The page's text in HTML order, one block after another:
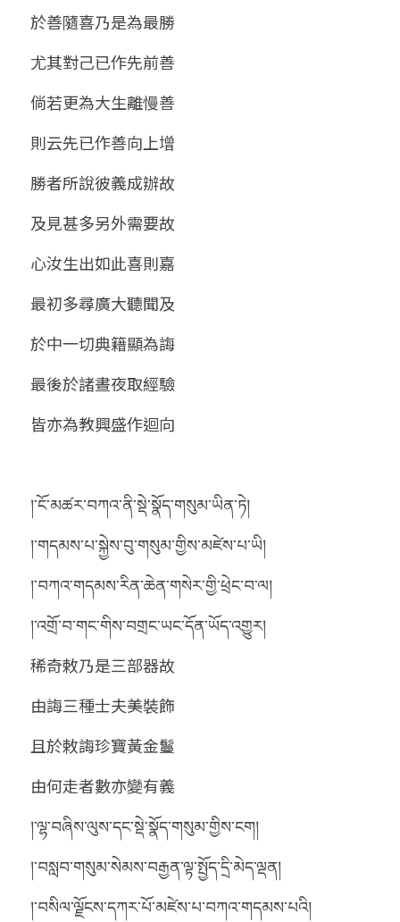
於善隨喜乃是為最勝
尤其對己已作先前善
倘若更為大生離慢善
則云先已作善向上增
勝者所說彼義成辦故
及見甚多另外需要故
心汝生出如此喜則嘉
最初多尋廣大聽聞及
於中一切典籍顯為誨
最後於諸晝夜取經驗
皆亦為教興盛作迴向
།་ངོ་མཚར་བཀའ་ནི་སྡེ་སྣོད་གསུམ་ཡིན་ཏེ།
།་གདམས་པ་སྐྱེས་བུ་གསུམ་གྱིས་མཛེས་པ་ཡི།
།་བཀའ་གདམས་རིན་ཆེན་གསེར་གྱི་ཕྲེང་བ་ལ།
།་འགྲོ་བ་གང་གིས་བགྲང་ཡང་དོན་ཡོད་འགྱུར།
稀奇敕乃是三部器故
由誨三種士夫美裝飾
且於敕誨珍寶黃金鬘
由何走者數亦變有義
།་ལྷ་བཞིས་ལུས་དང་སྡེ་སྣོད་གསུམ་གྱིས་ངག།
།་བསླབ་གསུམ་སེམས་བརྒྱན་ལྟ་སྤྱོད་དྲི་མེད་ལྡན།
།་བསིལ་ལྗོངས་དཀར་པོ་མཛེས་པ་བཀའ་གདམས་པའི།